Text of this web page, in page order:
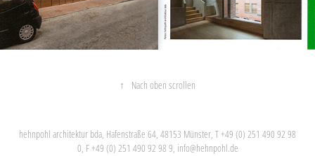
↑ Nach oben scrollen
hehnpohl architektur bda, Hafenstraße 64, 48153 Münster, T +49 (0) 251 490 92 98
0, F +49 (0) 251 490 92 98 9, info@hehnpohl.de